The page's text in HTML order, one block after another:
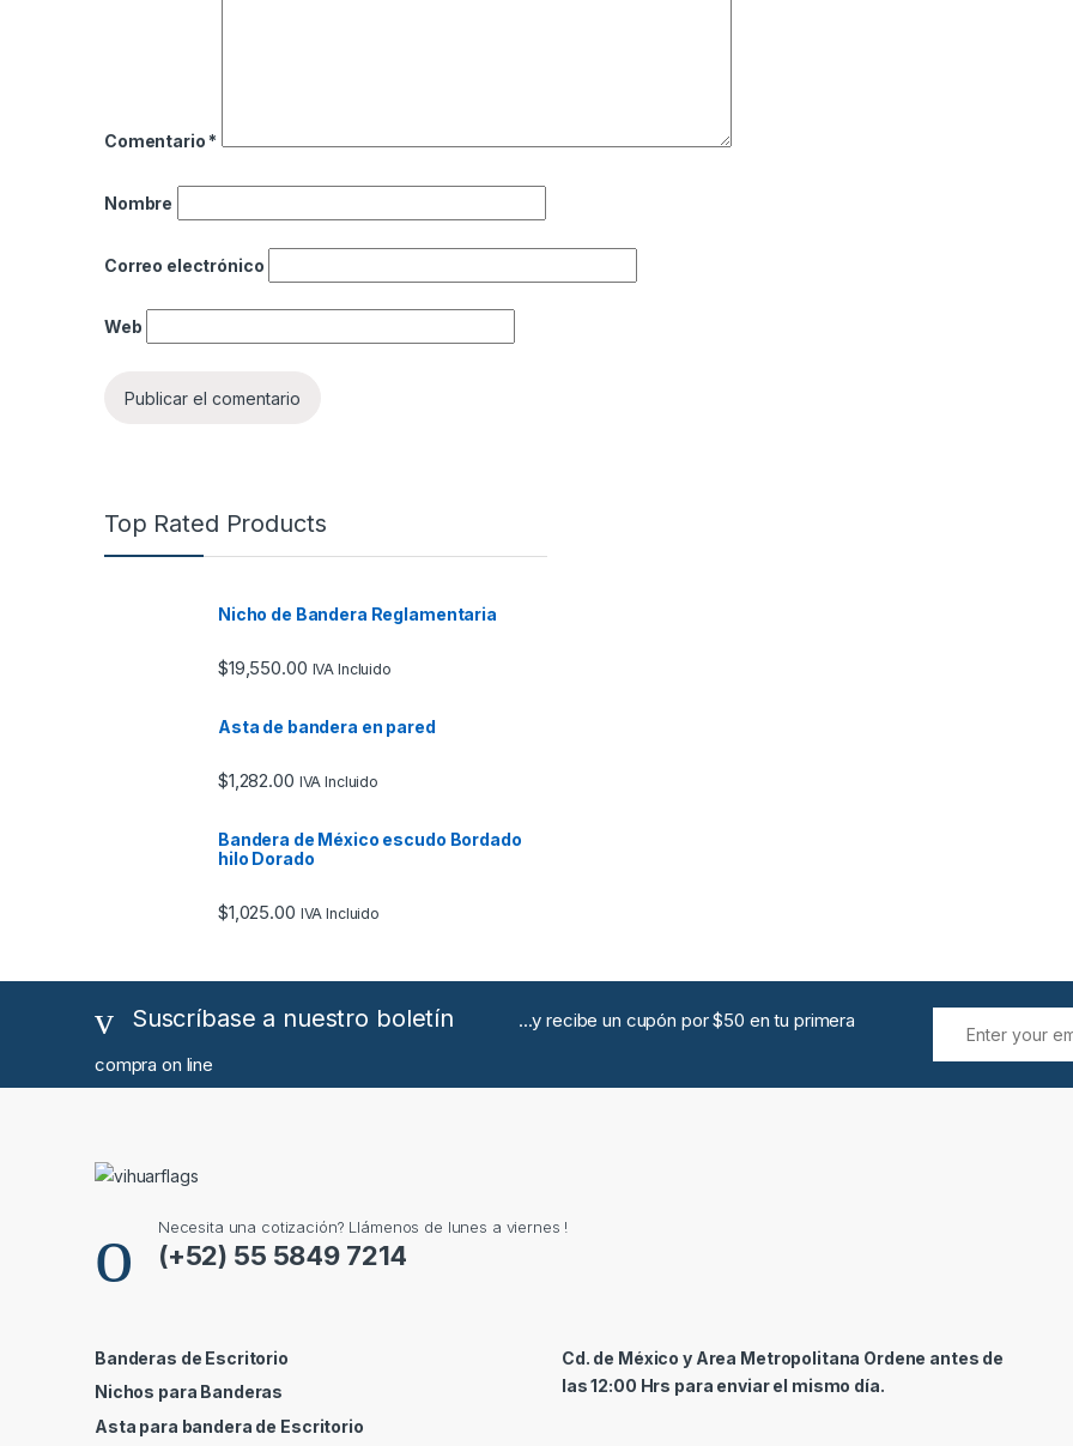
Comentario *
Nombre
Correo electrónico
Web
Top Rated Products
Nicho de Bandera Reglamentaria
$19,550.00 IVA Incluido
Asta de bandera en pared
$1,282.00 IVA Incluido
Bandera de México escudo Bordado
hilo Dorado
$1,025.00 IVA Incluido
Suscríbase a nuestro boletín
...y recibe un cupón por $50 en tu primera
compra on line
Necesita una cotización? Llámenos de lunes a viernes !
(+52) 55 5849 7214
Banderas de Escritorio
Nichos para Banderas
Asta para bandera de Escritorio
Cd. de México y Area Metropolitana Ordene antes de
las 12:00 Hrs para enviar el mismo día.